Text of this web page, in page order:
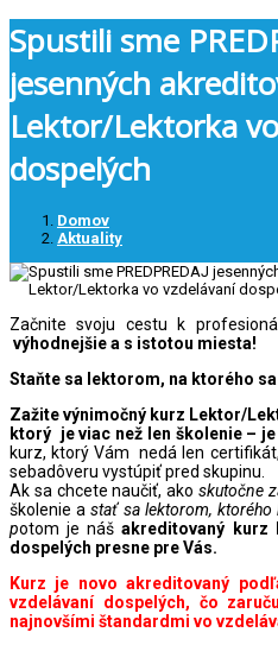
Spustili sme
jesenných
Lektor/Lektorka
dospelých
Domov
Aktuality
Začnite svoju cestu k
výhodnejšie a s istotou miesta!
Staňte sa lektorom, na ktorého
Zažite výnimočný kurz Lektor/
ktorý je viac než len školenie –
kurz, ktorý Vám nedá len
sebadôveru vystúpiť pred skupinu.
Ak sa chcete naučiť, ako skutočne
školenie astať sa lektorom,
potom je nášakreditovaný kurz
dospelých presne pre Vás.
Kurz je novo akreditovaný
vzdelávaní dospelých, čo
najnovšími štandardmi vo